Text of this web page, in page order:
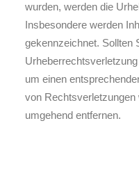
wurden, werden die
Insbesondere werden
gekennzeichnet. Sollten
um einen
von Rechtsverletzungen
umgehend entfernen.